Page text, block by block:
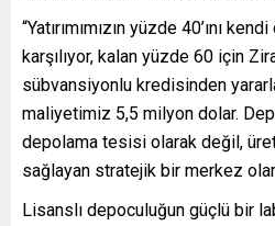
“Yatırımımızın yüzde 40’ını
karşılıyor, kalan yüzde 60 için
sübvansiyonlu kredisinden
maliyetimiz 5,5 milyon dolar.
depolama tesisi olarak değil,
sağlayan stratejik bir merkez
Lisanslı depoculuğun güçlü bir